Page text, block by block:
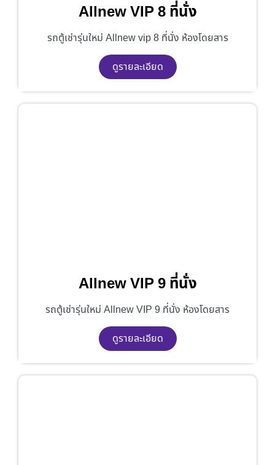
Allnew VIP 8 ที่นั่ง
รถตู้เช่ารุ่นใหม่ Allnew vip 8 ที่นั่ง ห้องโดยสาร
ดูรายละเอียด
Allnew VIP 9 ที่นั่ง
รถตู้เช่ารุ่นใหม่ Allnew VIP 9 ที่นั่ง ห้องโดยสาร
ดูรายละเอียด